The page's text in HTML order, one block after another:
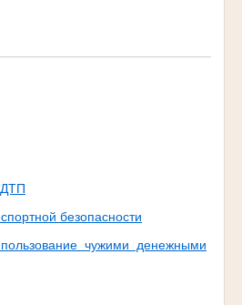
ДТП
безопасности
чужими денежными